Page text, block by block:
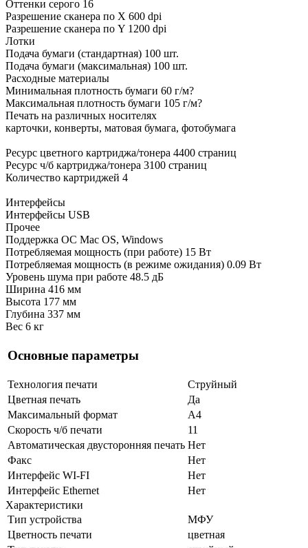
Оттенки серого 16
Разрешение сканера по Х 600 dpi
Разрешение сканера по Y 1200 dpi
Лотки
Подача бумаги (стандартная) 100 шт.
Подача бумаги (максимальная) 100 шт.
Расходные материалы
Минимальная плотность бумаги 60 г/м?
Максимальная плотность бумаги 105 г/м?
Печать на различных носителях
карточки, конверты, матовая бумага, фотобумага
Ресурс цветного картриджа/тонера 4400 страниц
Ресурс ч/б картриджа/тонера 3100 страниц
Количество картриджей 4
Интерфейсы
Интерфейсы USB
Прочее
Поддержка ОС Mac OS, Windows
Потребляемая мощность (при работе) 15 Вт
Потребляемая мощность (в режиме ожидания) 0.09 Вт
Уровень шума при работе 48.5 дБ
Ширина 416 мм
Высота 177 мм
Глубина 337 мм
Вес 6 кг
Основные параметры
Технология печати
Струйный
Цветная печать
Да
Максимальный формат
A4
Скорость ч/б печати
11
Автоматическая двусторонняя печать Нет
Факс
Нет
Интерфейс WI-FI
Нет
Интерфейс Ethernet
Нет
Характеристики
Тип устройства
МФУ
Цветность печати
цветная